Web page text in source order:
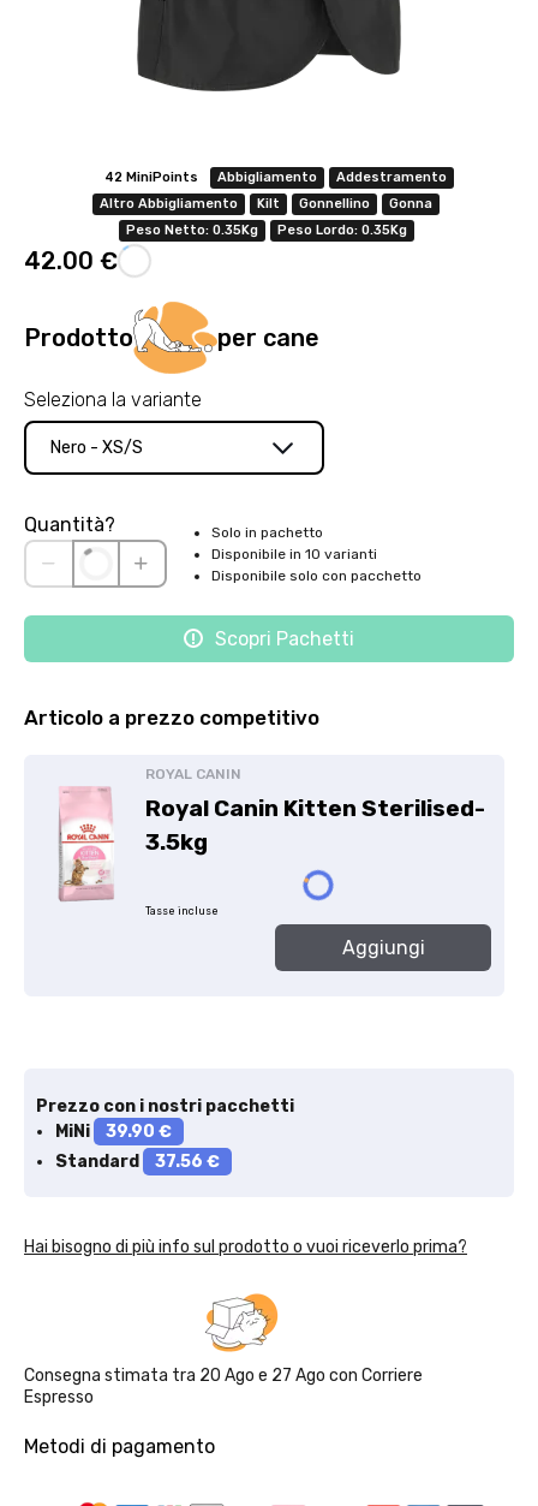
42 MiniPoints Abbigliamento
Addestramento
Altro Abbigliamento
Kilt Gonnellino
Gonna
Peso Netto: 0.35Kg
Peso Lordo: 0.35Kg
42.00 €
Prodotto per cane
Seleziona la variante
Nero - XS/S
Quantità?
Solo in pachetto
Disponibile in 10 varianti
Disponibile solo con pacchetto
Scopri Pachetti
Articolo a prezzo competitivo
ROYAL CANIN
Royal Canin Kitten Sterilised-
3.5kg
Tasse incluse
Aggiungi
Prezzo con i nostri pacchetti
MiNi
39.90 €
Standard
37.56 €
Hai bisogno di più info sul prodotto o vuoi riceverlo prima?
Consegna stimata tra 20 Ago e 27 Ago con Corriere
Espresso
Metodi di pagamento
Solo per te: -5% su Platinum
sconto, con spedizione tramiteInPost.